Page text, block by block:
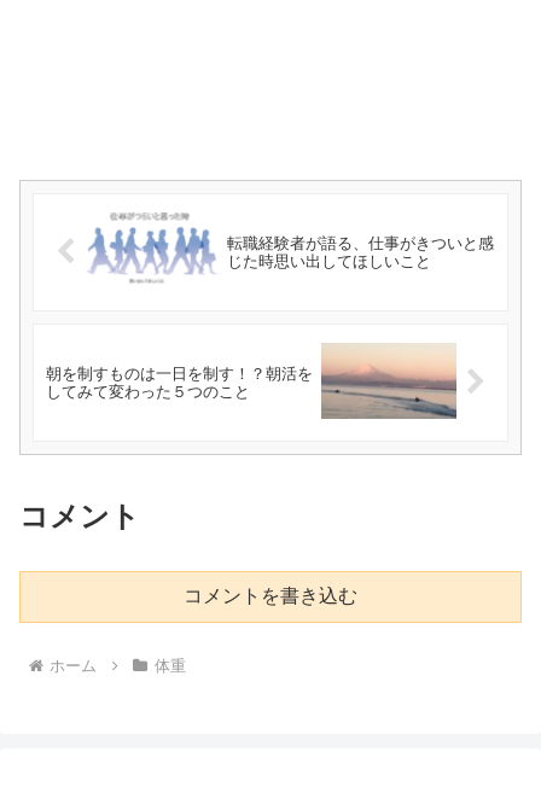
転職経験者が語る、仕事がきついと感
じた時思い出してほしいこと
朝を制すものは一日を制す！？朝活を
してみて変わった５つのこと
コメント
コメントを書き込む
ホーム 体重